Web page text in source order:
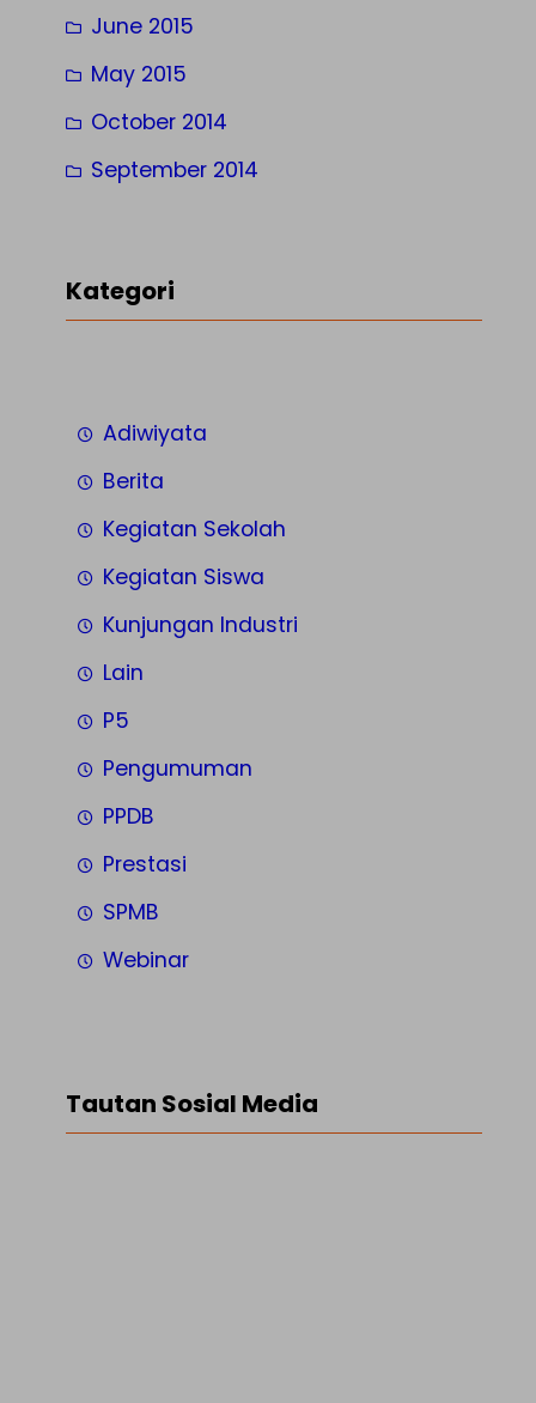
June 2015
May 2015
October 2014
September 2014
Kategori
Adiwiyata
Berita
Kegiatan Sekolah
Kegiatan Siswa
Kunjungan Industri
Lain
P5
Pengumuman
PPDB
Prestasi
SPMB
Webinar
Tautan Sosial Media